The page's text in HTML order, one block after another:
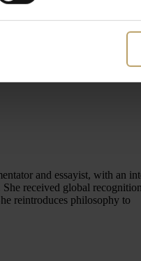
and essayist, with an
She received global
reintroduces philosophy to